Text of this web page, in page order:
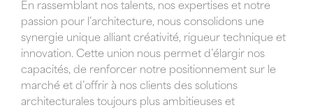
En rassemblant nos talents, nos expertises et notre
passion pour l’architecture, nous consolidons une
synergie unique alliant créativité, rigueur technique et
innovation. Cette union nous permet d’élargir nos
capacités, de renforcer notre positionnement sur le
marché et d’offrir à nos clients des solutions
architecturales toujours plus ambitieuses et